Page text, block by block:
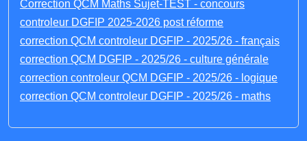
Correction QCM Maths Sujet-TEST - concours
controleur DGFIP 2025-2026 post réforme
correction QCM controleur DGFIP - 2025/26 - français
correction QCM DGFIP - 2025/26 - culture générale
correction controleur QCM DGFIP - 2025/26 - logique
correction QCM controleur DGFIP - 2025/26 - maths